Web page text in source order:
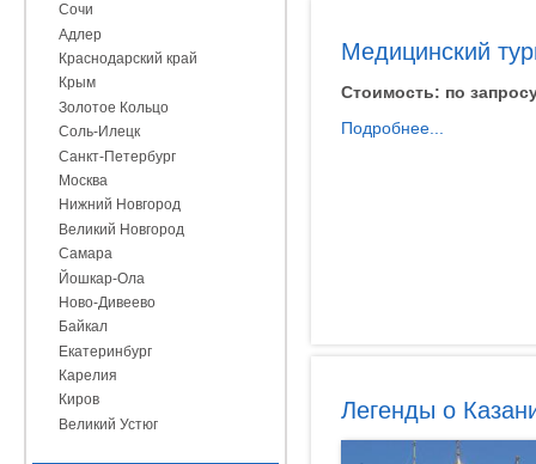
Медицинский
Стоимость: по
Подробнее...
Легенды о
Сочи
Адлер
Краснодарский край
Крым
Золотое Кольцо
Соль-Илецк
Санкт-Петербург
Москва
Нижний Новгород
Великий Новгород
Самара
Йошкар-Ола
Ново-Дивеево
Байкал
Екатеринбург
Карелия
Киров
Великий Устюг